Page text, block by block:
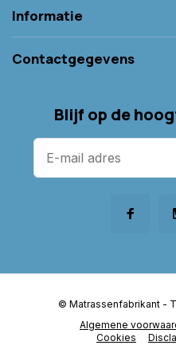
Informatie
Contactgegevens
Blijf op de
Algemene
Cookies
© Matrassenfabrikant -